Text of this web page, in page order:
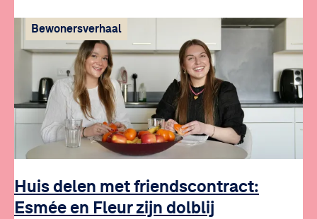
Huis delen met friendscontract:
Esmée en Fleur zijn dolblij
Bewonersverhaal